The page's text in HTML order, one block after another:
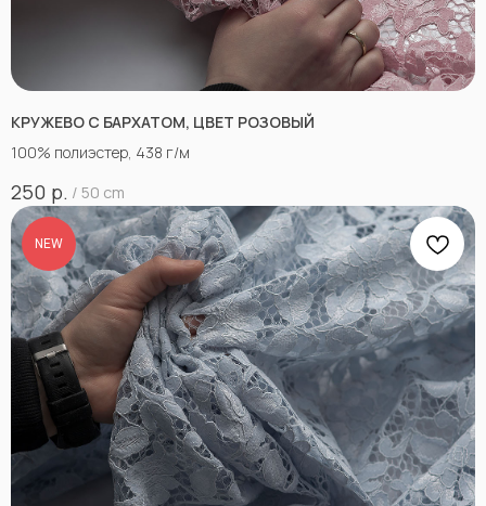
КРУЖЕВО С БАРХАТОМ, ЦВЕТ РОЗОВЫЙ
100% полиэстер, 438 г/м
250 р. / 50 cm
NEW